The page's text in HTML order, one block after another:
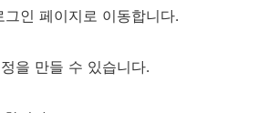
인 페이지로 이동합니다.
을 만들 수 있습니다.